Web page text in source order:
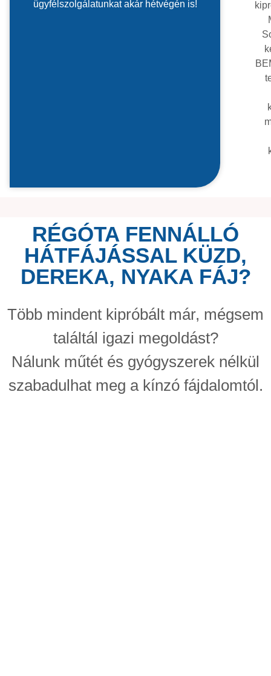
ügyfélszolgálatunkat akár hétvégén is!
RÉGÓTA FENNÁLLÓ
HÁTFÁJÁSSAL KÜZD,
DEREKA, NYAKA FÁJ?
Több mindent kipróbált már, mégsem
találtál igazi megoldást?
Nálunk műtét és gyógyszerek nélkül
szabadulhat meg a kínzó fájdalomtól.